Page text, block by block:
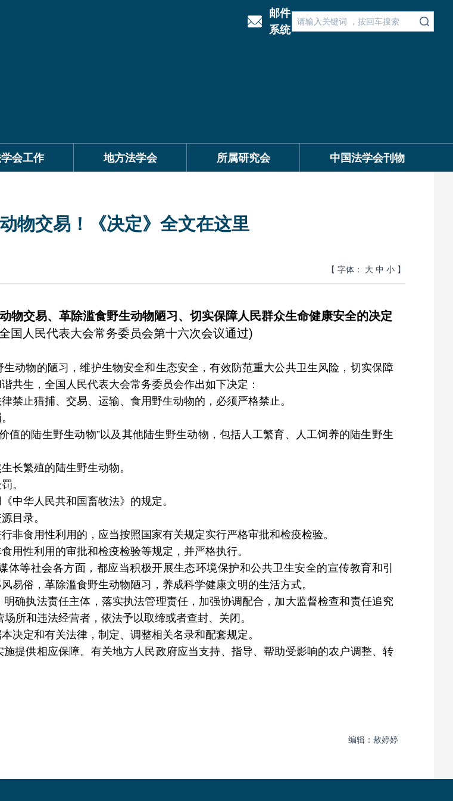
邮件
系统
会工作 地方法学会 所属研究会 中国法学会刊物
物交易！《决定》全文在这里
【 字体： 大 中 小 】
物交易、革除滥食野生动物陋习、切实保障人民群众生命健康安全的决定
国人民代表大会常务委员会第十六次会议通过)
动物的陋习，维护生物安全和生态安全，有效防范重大公共卫生风险，切实保障
共生，全国人民代表大会常务委员会作出如下决定：
禁止猎捕、交易、运输、食用野生动物的，必须严格禁止。
值的陆生野生动物”以及其他陆生野生动物，包括人工繁育、人工饲养的陆生野生
长繁殖的陆生野生动物。
。
中华人民共和国畜牧法》的规定。
目录。
非食用性利用的，应当按照国家有关规定实行严格审批和检疫检验。
用性利用的审批和检疫检验等规定，并严格执行。
等社会各方面，都应当积极开展生态环境保护和公共卫生安全的宣传教育和引
易俗，革除滥食野生动物陋习，养成科学健康文明的生活方式。
确执法责任主体，落实执法管理责任，加强协调配合，加大监督检查和责任追究
所和违法经营者，依法予以取缔或者查封、关闭。
决定和有关法律，制定、调整相关名录和配套规定。
提供相应保障。有关地方人民政府应当支持、指导、帮助受影响的农户调整、转
编辑：敖婷婷